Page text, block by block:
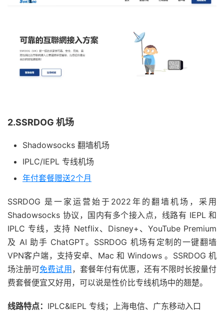
2.SSRDOG 机场
Shadowsocks 翻墙机场
IPLC/IEPL 专线机场
年付套餐赠送2个月
SSRDOG 是一家运营始于2022年的翻墙机场，采用
Shadowsocks 协议，国内有多个接入点，线路有 IEPL 和
IPLC 专线，支持 Netflix、Disney+、YouTube Premium
及 AI 助手 ChatGPT。SSRDOG 机场有定制的一键翻墙
VPN客户端，支持安卓、Mac 和 Windows 。SSRDOG 机
场注册可免费试用 ，套餐年付有优惠，还有不限时长按量付
费套餐便宜又好用，可以说是性价比专线机场中的翘楚。
线路特点： IPLC&IEPL 专线；上海电信、广东移动入口